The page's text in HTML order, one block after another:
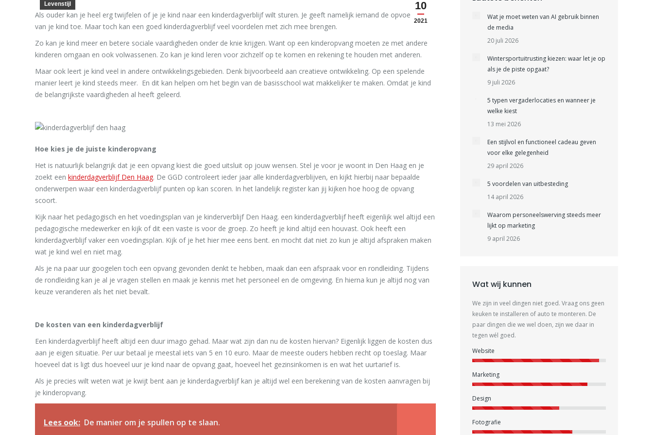
10
2021
Levenstijl
Als ouder kan je heel erg twijfelen of je je kind naar een kinderdagverblijf wilt sturen. Je geeft namelijk iemand de opvoeding
van je kind toe. Maar toch kan een goed kinderdagverblijf veel voordelen met zich mee brengen.
Zo kan je kind meer en betere sociale vaardigheden onder de knie krijgen. Want op een kinderopvang moeten ze met andere
kinderen omgaan en ook volwassenen. Zo kan je kind leren voor zichzelf op te komen en rekening te houden met anderen.
Maar ook leert je kind veel in andere ontwikkelingsgebieden. Denk bijvoorbeeld aan creatieve ontwikkeling. Op een spelende
manier leert je kind steeds meer. En dit kan helpen om het begin van de basisschool wat makkelijker te maken. Omdat je kind
de belangrijkste vaardigheden al heeft geleerd.
Hoe kies je de juiste kinderopvang
Het is natuurlijk belangrijk dat je een opvang kiest die goed uitsluit op jouw wensen. Stel je voor je woont in Den Haag en je
zoekt een kinderdagverblijf Den Haag. De GGD controleert ieder jaar alle kinderdagverblijven, en kijkt hierbij naar bepaalde
onderwerpen waar een kinderdagverblijf punten op kan scoren. In het landelijk register kan jij kijken hoe hoog de opvang
scoort.
Kijk naar het pedagogisch en het voedingsplan van je kinderverblijf Den Haag. een kinderdagverblijf heeft eigenlijk wel altijd een
pedagogische medewerker en kijk of dit een vaste is voor de groep. Zo heeft je kind altijd een houvast. Ook heeft een
kinderdagverblijf vaker een voedingsplan. Kijk of je het hier mee eens bent. en mocht dat niet zo kun je altijd afspraken maken
wat je kind wel en niet mag.
Als je na paar uur googelen toch een opvang gevonden denkt te hebben, maak dan een afspraak voor en rondleiding. Tijdens
de rondleiding kan je al je vragen stellen en maak je kennis met het personeel en de omgeving. En hierna kun je altijd nog van
keuze veranderen als het niet bevalt.
De kosten van een kinderdagverblijf
Een kinderdagverblijf heeft altijd een duur imago gehad. Maar wat zijn dan nu de kosten hiervan? Eigenlijk liggen de kosten dus
aan je eigen situatie. Per uur betaal je meestal iets van 5 en 10 euro. Maar de meeste ouders hebben recht op toeslag. Maar
hoeveel dat is ligt dus hoeveel uur je kind naar de opvang gaat, hoeveel het gezinsinkomen is en wat het uurtarief is.
Als je precies wilt weten wat je kwijt bent aan je kinderdagverblijf kan je altijd wel een berekening van de kosten aanvragen bij
je kinderopvang.
Lees ook: De manier om je spullen op te slaan.
Wat je moet weten van AI gebruik binnen
de media
20 juli 2026
Wintersportuitrusting kiezen: waar let je op
als je de piste opgaat?
9 juli 2026
5 typen vergaderlocaties en wanneer je
welke kiest
13 mei 2026
Een stijlvol en functioneel cadeau geven
voor elke gelegenheid
29 april 2026
5 voordelen van uitbesteding
14 april 2026
Waarom personeelswerving steeds meer
lijkt op marketing
9 april 2026
Wat wij kunnen
We zijn in veel dingen niet goed. Vraag ons geen
keuken te installeren of auto te monteren. De
paar dingen die we wel doen, zijn we daar in
tegen wél goed.
Website
Marketing
Design
Fotografie